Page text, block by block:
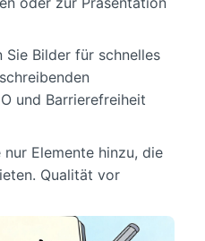
Sie Bilder für schnelles
und Barrierefreiheit
nur Elemente hinzu, die
Qualität vor